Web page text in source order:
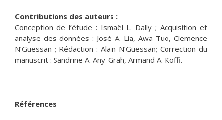
Contributions des auteurs :
Conception de l’étude : Ismaël L. Dally ; Acquisition et
analyse des données : José A. Lia, Awa Tuo, Clemence
N’Guessan ; Rédaction : Alain N’Guessan; Correction du
manuscrit : Sandrine A. Any-Grah, Armand A. Koffi.
Références